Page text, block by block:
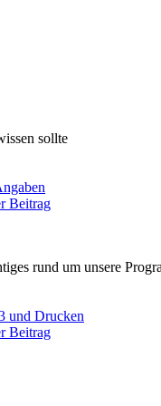
sollte
Beitrag
rund um unsere
und Drucken
Beitrag